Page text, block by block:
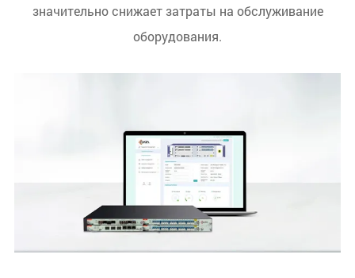
значительно снижает затраты на обслуживание
оборудования.